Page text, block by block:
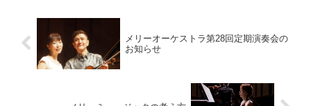
メリーオーケストラ第28回定期演奏会の
お知らせ